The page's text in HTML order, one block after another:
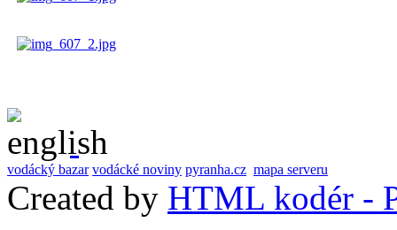
vodácký bazar vodácké noviny pyranha.cz mapa serveru
Created by HTML kodér -